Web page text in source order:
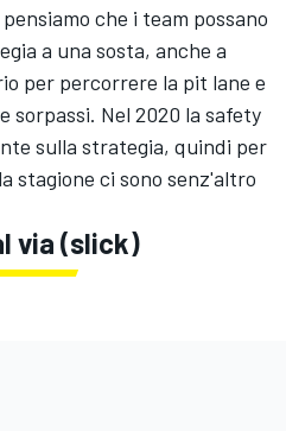
che i team possano
a una sosta, anche a
per percorrere la pit lane e
sorpassi. Nel 2020 la safety
sulla strategia, quindi per
stagione ci sono senz'altro
via (slick)